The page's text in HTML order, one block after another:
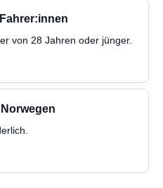
von 28 Jahren oder jünger.